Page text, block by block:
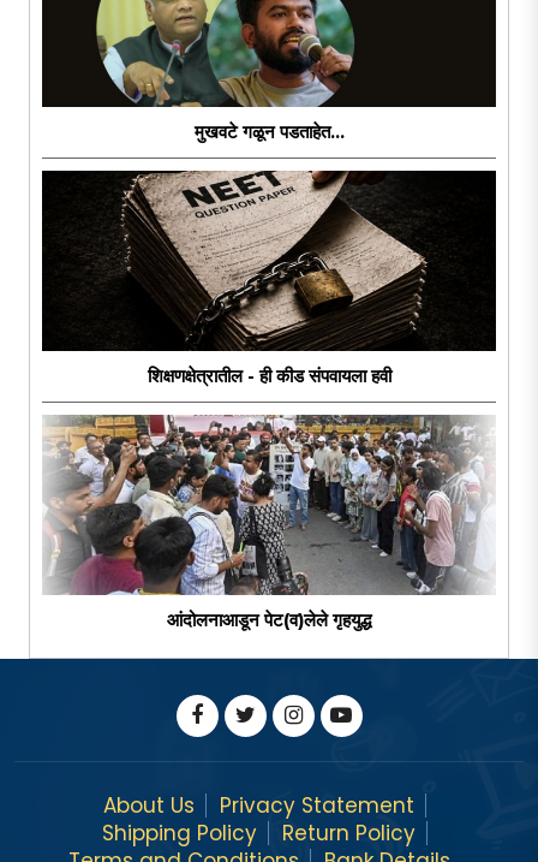
मुखवटे गळून पडताहेत...
शिक्षणक्षेत्रातील - ही कीड संपवायला हवी
आंदोलनाआडून पेट(व)लेले गृहयुद्ध
About Us
Privacy Statement
Shipping Policy
Return Policy